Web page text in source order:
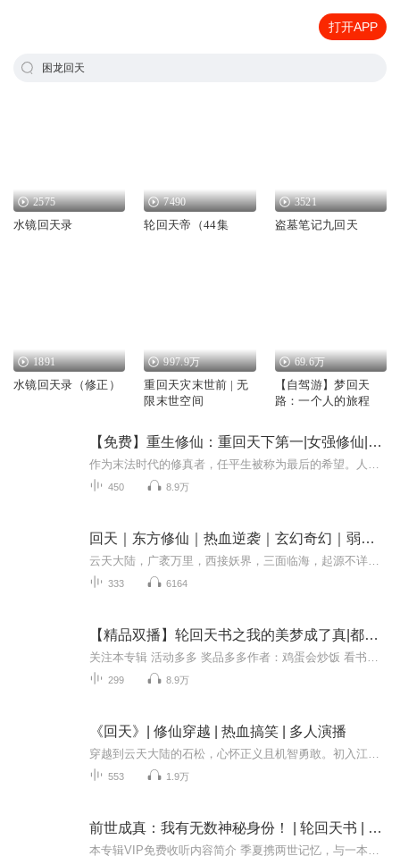
打开APP
困龙回天
2575
水镜回天录
7490
轮回天帝（44集
3521
盗墓笔记九回天
1891
水镜回天录（修正）
997.9万
重回天灾末世前 | 无
限末世空间
69.6万
【自驾游】梦回天
路：一个人的旅程
【免费】重生修仙：重回天下第一|女强修仙|重生逆袭
450 8.9万
回天｜东方修仙｜热血逆袭｜玄幻奇幻｜弱肉强食｜爽文
333 6164
【精品双播】轮回天书之我的美梦成了真|都市异能
299 8.9万
《回天》| 修仙穿越 | 热血搞笑 | 多人演播
553 1.9万
前世成真：我有无数神秘身份！ | 轮回天书 | 两世记忆